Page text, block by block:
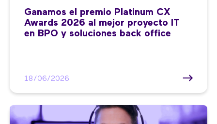
Ganamos el premio Platinum CX
Awards 2026 al mejor proyecto IT
en BPO y soluciones back office
18/06/2026